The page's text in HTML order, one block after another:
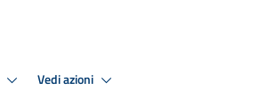
Vedi azioni